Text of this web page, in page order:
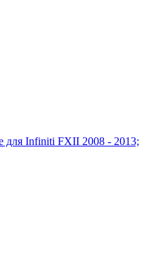
для Infiniti FXII 2008 - 2013;